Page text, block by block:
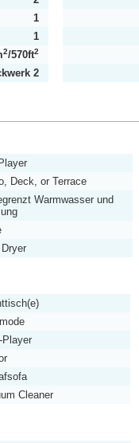
1
1
2/570ft2
2
Deck, or Terrace
Warmwasser und
Dryer
Player
Cleaner